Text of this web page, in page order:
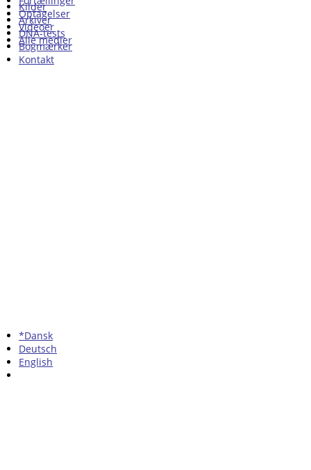
Optagelser
Videoer
Alle medier
Kilder
Arkiver
DNA-tests
Bogmærker
Kontakt
*Dansk
Deutsch
English